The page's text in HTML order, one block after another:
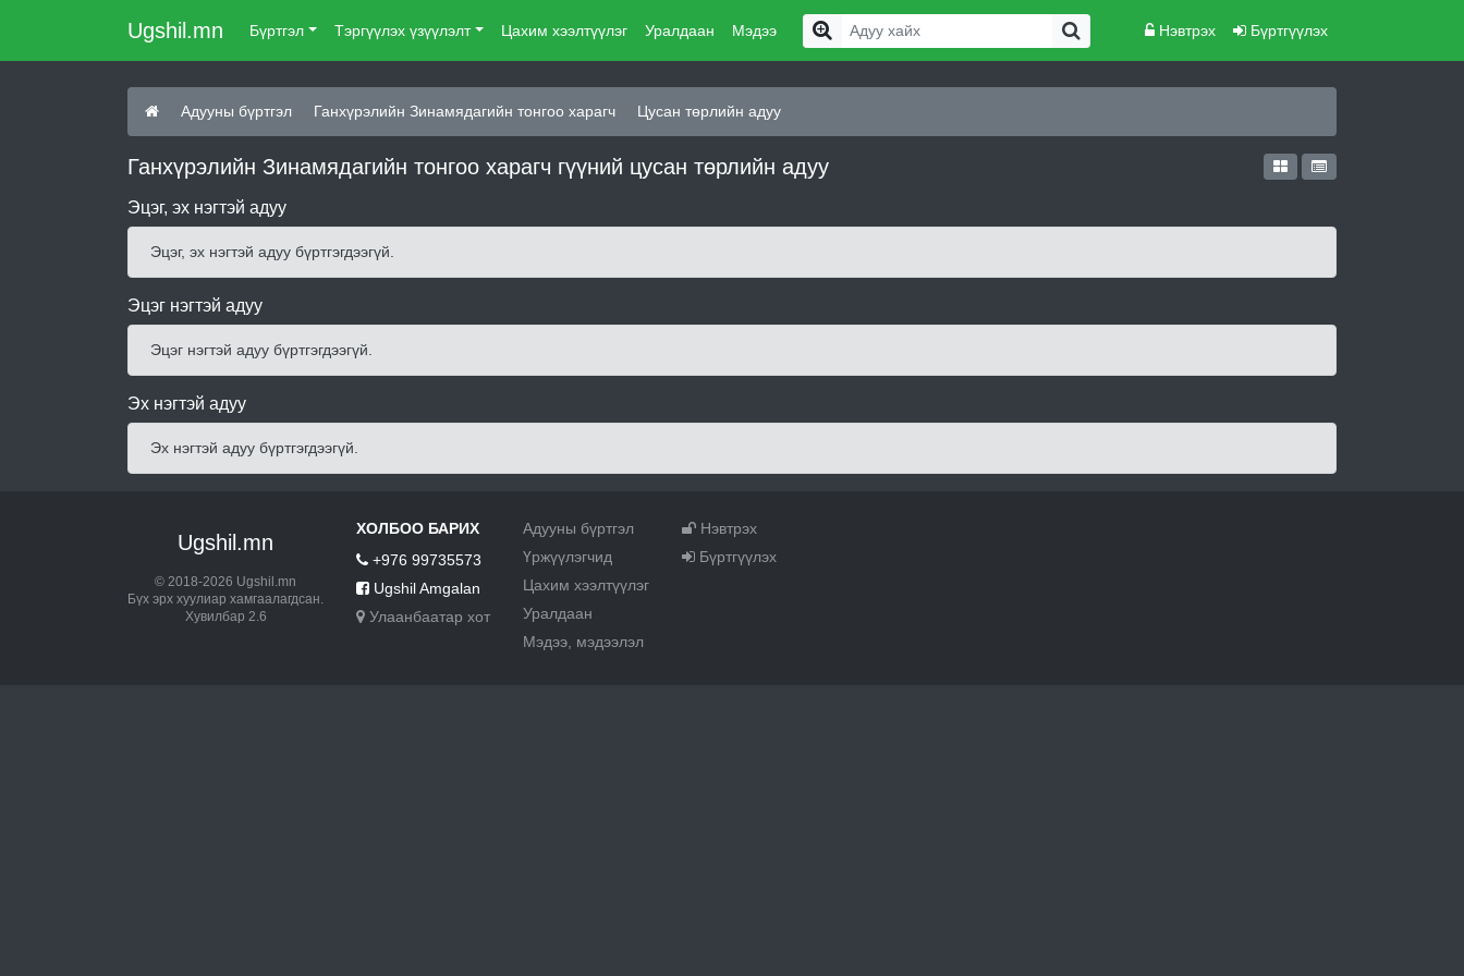
Ugshil.mn Бүртгэл Тэргүүлэх үзүүлэлт Цахим хээлтүүлэг Уралдаан Мэдээ Нэвтрэх Бүртгүүлэх
Адууны бүртгэл Ганхүрэлийн Зинамядагийн тонгоо харагч Цусан төрлийн адуу
Ганхүрэлийн Зинамядагийн тонгоо харагч гүүний цусан төрлийн адуу
Эцэг, эх нэгтэй адуу
Эцэг, эх нэгтэй адуу бүртгэгдээгүй.
Эцэг нэгтэй адуу
Эцэг нэгтэй адуу бүртгэгдээгүй.
Эх нэгтэй адуу
Эх нэгтэй адуу бүртгэгдээгүй.
Ugshil.mn
© 2018-2026 Ugshil.mn
Бүх эрх хуулиар хамгаалагдсан.
Хувилбар 2.6
ХОЛБОО БАРИХ
+976 99735573
Ugshil Amgalan
Улаанбаатар хот
Адууны бүртгэл
Үржүүлэгчид
Цахим хээлтүүлэг
Уралдаан
Мэдээ, мэдээлэл
Нэвтрэх
Бүртгүүлэх